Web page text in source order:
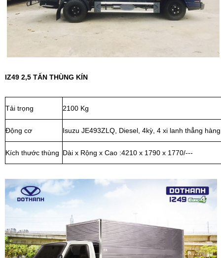
IZ49 2,5 TẤN THÙNG KÍN
Tải trọng 2100 Kg
Động cơ Isuzu JE493ZLQ, Diesel, 4kỳ, 4 xi lanh thẳng hàng
Kích thước thùng Dài x Rộng x Cao :4210 x 1790 x 1770/---